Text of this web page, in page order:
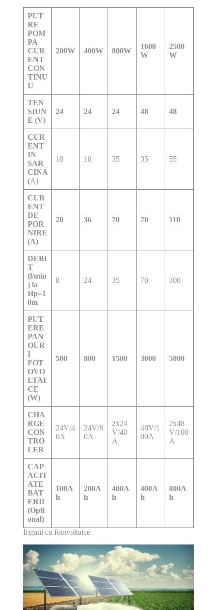
PUT
RE
POM
PA
CUR
ENT
CON
TINU
U
200W 400W 800W
1600
W
2500
W
TEN
SIUN
E (V)
24 24 24 48 48
CUR
ENT
IN
SAR
CINA
(A)
10 18 35 35 55
CUR
ENT
DE
POR
NIRE
(A)
20 36 70 70 110
DEBI
T
(l/min
) la
Hp=1
0m
8 24 35 70 100
PUT
ERE
PAN
OUR
I
FOT
OVO
LTAI
CE
(W)
500 800 1500 3000 5000
CHA
RGE
CON
TRO
LER
24V/4
0A
24V/8
0A
2x24
V/40
A
48V/1
00A
2x48
V/100
A
CAP
ACIT
ATE
BAT
ERII
(Opti
onal)
100A
h
200A
h
400A
h
400A
h
800A
h
Irigatii cu fotovoltaice